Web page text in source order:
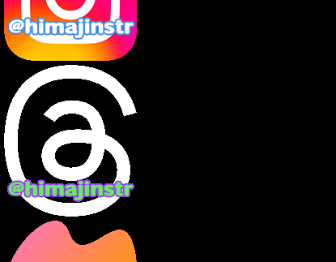
2024年6月(10)
2024年5月(12)
2024年4月(15)
2024年3月
2024年1月
2023年12月
2023年11月 (4)
2023年10月
(3)
2023年9月
2023年8月(12)
2023年7月
(14)
2023年6月
2023年5月
(5)
2023年4月(6)
2023年3月
(3)
2023年1月
2022年12月
2022年11月